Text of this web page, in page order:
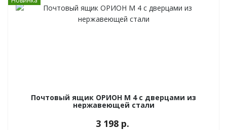
Почтовый ящик ОРИОН М 4 с дверцами из
нержавеющей стали
3 198 р.